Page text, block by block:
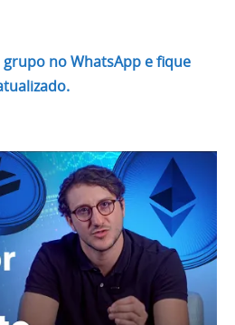
grupo no WhatsApp e fique